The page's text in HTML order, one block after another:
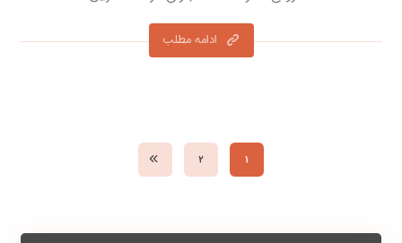
ادامه مطلب
۱ ۲